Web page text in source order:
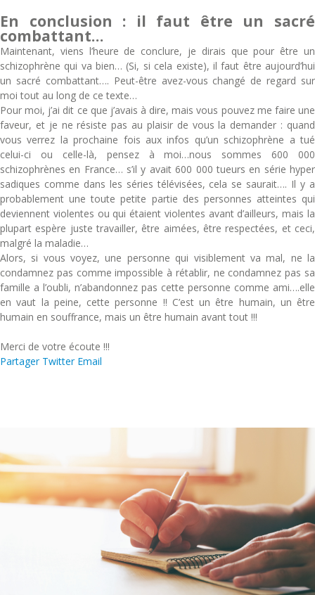
En conclusion : il faut être un sacré
combattant…
Maintenant, viens l’heure de conclure, je dirais que pour être un
schizophrène qui va bien… (Si, si cela existe), il faut être aujourd’hui
un sacré combattant…. Peut-être avez-vous changé de regard sur
moi tout au long de ce texte…
Pour moi, j’ai dit ce que j’avais à dire, mais vous pouvez me faire une
faveur, et je ne résiste pas au plaisir de vous la demander : quand
vous verrez la prochaine fois aux infos qu’un schizophrène a tué
celui-ci ou celle-là, pensez à moi…nous sommes 600 000
schizophrènes en France… s’il y avait 600 000 tueurs en série hyper
sadiques comme dans les séries télévisées, cela se saurait…. Il y a
probablement une toute petite partie des personnes atteintes qui
deviennent violentes ou qui étaient violentes avant d’ailleurs, mais la
plupart espère juste travailler, être aimées, être respectées, et ceci,
malgré la maladie…
Alors, si vous voyez, une personne qui visiblement va mal, ne la
condamnez pas comme impossible à rétablir, ne condamnez pas sa
famille a l’oubli, n’abandonnez pas cette personne comme ami….elle
en vaut la peine, cette personne !! C’est un être humain, un être
humain en souffrance, mais un être humain avant tout !!!
Merci de votre écoute !!!
Partager Twitter Email